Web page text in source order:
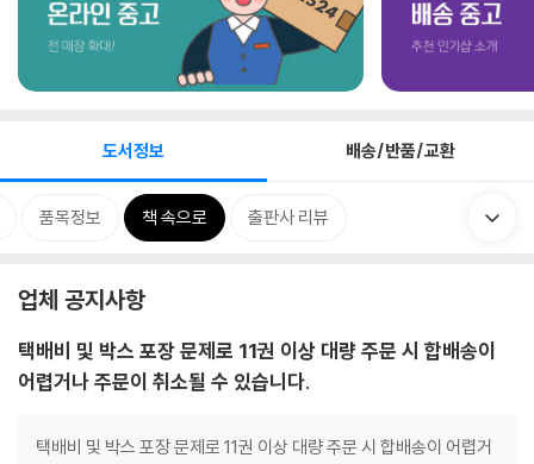
도서정보 배송/반품/교환
품목정보 책 속으로 출판사 리뷰
업체 공지사항
택배비 및 박스 포장 문제로 11권 이상 대량 주문 시 합배송이
어렵거나 주문이 취소될 수 있습니다.
택배비 및 박스 포장 문제로 11권 이상 대량 주문 시 합배송이 어렵거